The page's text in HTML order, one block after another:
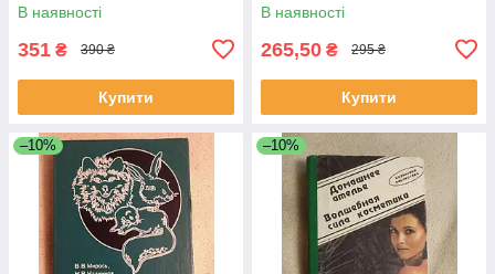
В наявності
351 ₴ 390 ₴
Купити
В наявності
265,50 ₴ 295 ₴
Купити
–10% –10%